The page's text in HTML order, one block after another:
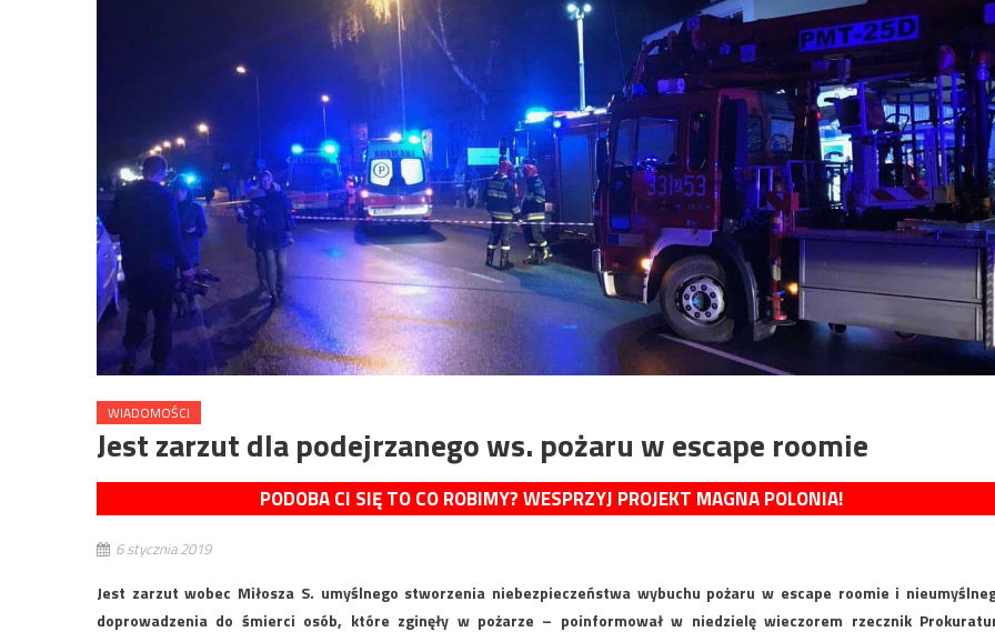
WIADOMOŚCI
Jest zarzut dla podejrzanego ws. pożaru w escape roomie
PODOBA CI SIĘ TO CO ROBIMY? WESPRZYJ PROJEKT MAGNA POLONIA!
6 stycznia 2019
Jest zarzut wobec Miłosza S. umyślnego stworzenia niebezpieczeństwa wybuchu pożaru w escape roomie i
doprowadzenia do śmierci osób, które zginęły w pożarze – poinformował w niedzielę wieczorem rzecznik